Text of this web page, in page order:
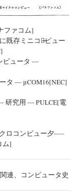
ファコム]
既存ミニコン̶̶ピュー
ピュータ —
タ — μCOM16[NEC]
研究用 — PULCE[電
ロコンピュー夕—–
ム]
連、 コンピュータ史